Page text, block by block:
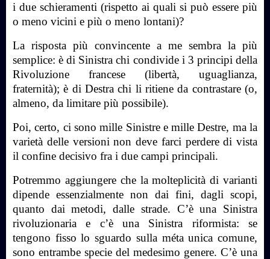
i due schieramenti (rispetto ai quali si può essere più
o meno vicini e più o meno lontani)?
La risposta più convincente a me sembra la più
semplice: è di Sinistra chi condivide i 3 principi della
Rivoluzione francese (libertà, uguaglianza,
fraternità); è di Destra chi li ritiene da contrastare (o,
almeno, da limitare più possibile).
Poi, certo, ci sono mille Sinistre e mille Destre, ma la
varietà delle versioni non deve farci perdere di vista
il confine decisivo fra i due campi principali.
Potremmo aggiungere che la molteplicità di varianti
dipende essenzialmente non dai fini, dagli scopi,
quanto dai metodi, dalle strade. C’è una Sinistra
rivoluzionaria e c’è una Sinistra riformista: se
tengono fisso lo sguardo sulla méta unica comune,
sono entrambe specie del medesimo genere. C’è una